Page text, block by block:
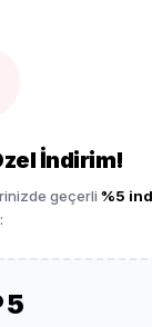
İndirim!
geçerli %5